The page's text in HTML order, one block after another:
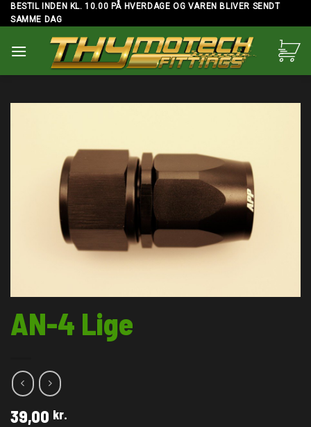
Skip
to
BESTIL INDEN KL. 10.00 PÅ HVERDAGE OG VAREN BLIVER SENDT
SAMME DAG
AN-4 Lige
39,00 kr.